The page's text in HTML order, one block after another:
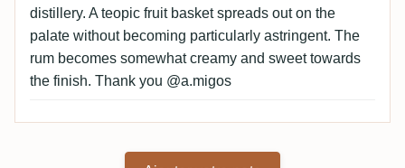
distillery. A teopic fruit basket spreads out on the
palate without becoming particularly astringent. The
rum becomes somewhat creamy and sweet towards
the finish. Thank you @a.migos